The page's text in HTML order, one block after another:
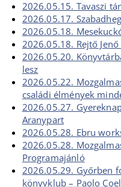
2026.05.15. Tavaszi
2026.05.17.
2026.05.18.
2026.05.18. Rejtő
2026.05.20.
lesz
2026.05.22.
családi élmények
2026.05.27.
Aranypart
2026.05.28. Ebru
2026.05.28.
Programajánló
2026.05.29. Győrben
könyvklub – Paolo